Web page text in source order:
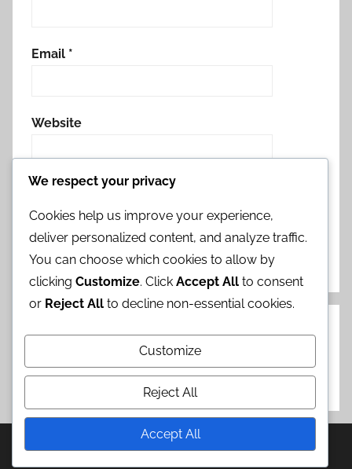
Email *
Website
Save my name, email, and website in this
browser for the next time I comment.
Zoeken
Search
WordPress Theme: Donovan by ThemeZee.
We respect your privacy
Cookies help us improve your experience,
deliver personalized content, and analyze traffic.
You can choose which cookies to allow by
clicking Customize. Click Accept All to consent
or Reject All to decline non-essential cookies.
Customize
Reject All
Accept All